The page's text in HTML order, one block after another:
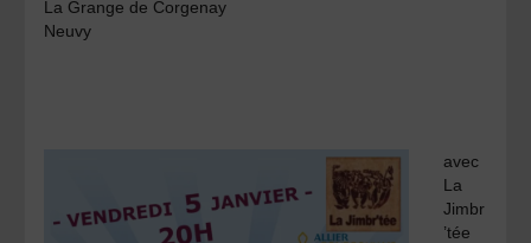
La Grange de Corgenay
Neuvy
avec
La
Jimbr
’tée